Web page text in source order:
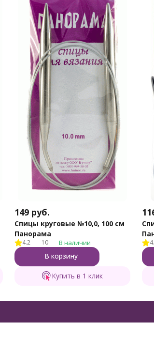
149 руб.
Спицы круговые №10,0, 100 см
Панорама
4.2 10 В наличии
В корзину
Купить в 1 клик